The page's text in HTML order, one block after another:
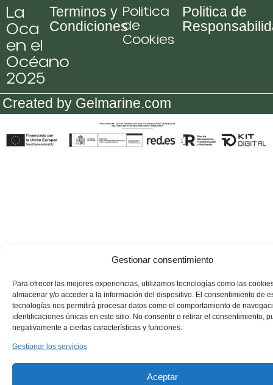
Gestionar consentimiento
Para ofrecer las mejores experiencias, utilizamos tecnologías como las
almacenar y/o acceder a la información del dispositivo. El consentimiento de
tecnologías nos permitirá procesar datos como el comportamiento de
identificaciones únicas en este sitio. No consentir o retirar el consentimiento,
negativamente a ciertas características y funciones.
Gestionar los servicios
Aceptar
La
Oca
en el
Océano
2025
Terminos y
Condiciones
Politica
de
Cookies
Politica de
Created by Gelmarine.com